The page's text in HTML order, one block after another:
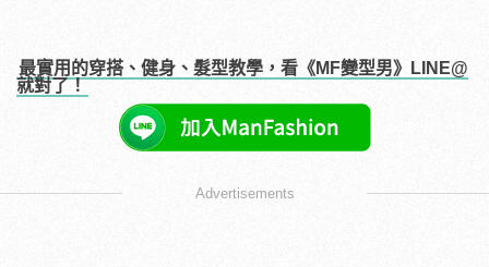
最實用的穿搭、健身、髮型教學，看《MF變型男》LINE@
就對了！
Advertisements